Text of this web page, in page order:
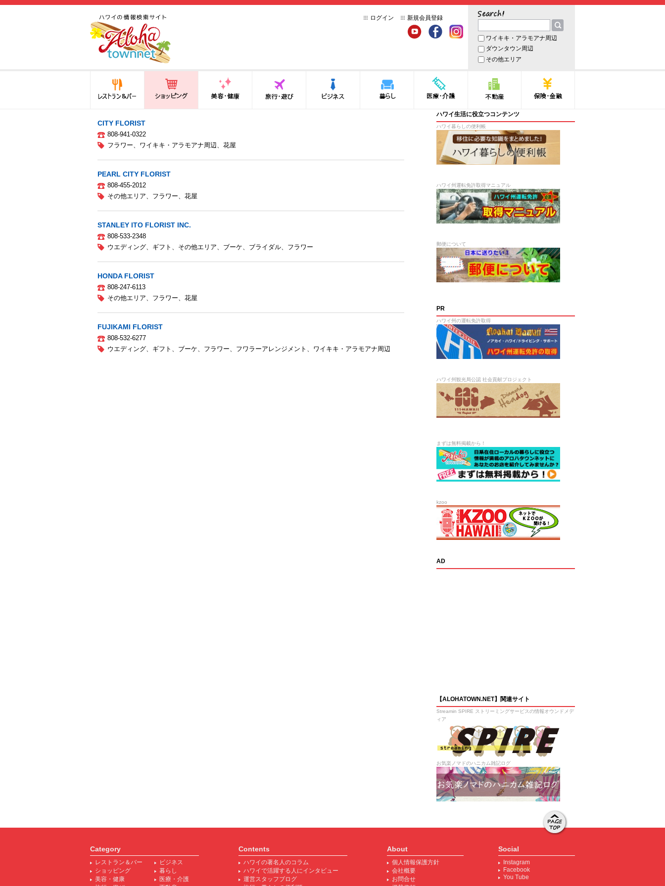
法律から運転免許証まで情
報が満載！
ログイン 新規会員登録 サーチ
ワイキキ・アラモアナ周辺
ダウンタウン周辺
その他エリア
医療・介護 不動産
CITY FLORIST
808-941-0322
フラワー
ワイキキ・アラモアナ周辺 花屋
PEARL CITY FLORIST
808-455-2012
その他エリア
フラワー 花屋
STANLEY ITO FLORIST INC.
808-533-2348
ウエディング
ギフト その他エリア ブーケ ブライダル フラワー
HONDA FLORIST
808-247-6113
その他エリア
フラワー 花屋
FUJIKAMI FLORIST
808-532-6277
ウエディング
ギフト ブーケ フラワー フワラーアレンジメント ワイキキ・アラモアナ周辺
ハワイ生活に役立つコンテンツ
ハワイ暮らしの便利帳
ハワイ州運転免許取得マニュアル
郵便について
PR
ハワイ州の運転免許取得
ハワイ州観光局公認 社会貢献プロジェクト
まずは無料掲載から！
kzoo
AD
【ALOHATOWN.NET】関連サイト
Streamin SPIRE ストリーミングサービスの情報オウンドメデ
ィア
お気楽ノマドのハニカム雑記ログ
Category
レストラン＆バー
ショッピング
美容・健康
ビジネス
暮らし
医療・介護
Contents
ハワイの著名人のコラム
ハワイで活躍する人にインタビュー
運営スタッフブログ
About
個人情報保護方針
会社概要
お問合せ
Social
Instagram
Facebook
You Tube
動する